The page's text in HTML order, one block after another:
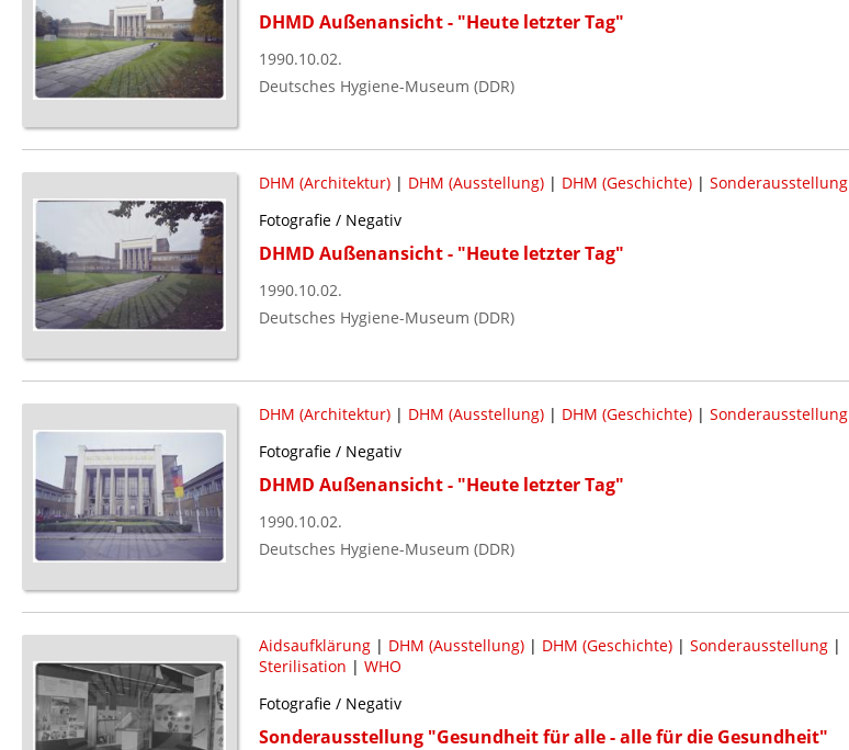
DHMD Außenansicht - "Heute letzter Tag"
1990.10.02.
Deutsches Hygiene-Museum (DDR)
DHM (Architektur)| DHM (Ausstellung)| DHM (Geschichte)| Sonderausstellung
Fotografie / Negativ
DHMD Außenansicht - "Heute letzter Tag"
1990.10.02.
Deutsches Hygiene-Museum (DDR)
DHM (Architektur)| DHM (Ausstellung)| DHM (Geschichte)| Sonderausstellung
Fotografie / Negativ
DHMD Außenansicht - "Heute letzter Tag"
1990.10.02.
Deutsches Hygiene-Museum (DDR)
Aidsaufklärung| DHM (Ausstellung)| DHM (Geschichte)| Sonderausstellung|
Sterilisation | WHO
Fotografie / Negativ
Sonderausstellung "Gesundheit für alle - alle für die Gesundheit"